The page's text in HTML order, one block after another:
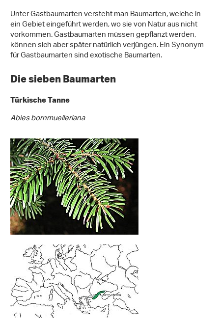
Unter Gastbaumarten versteht man Baumarten, welche in
ein Gebiet eingeführt werden, wo sie von Natur aus nicht
vorkommen. Gastbaumarten müssen gepflanzt werden,
können sich aber später natürlich verjüngen. Ein Synonym
für Gastbaumarten sind exotische Baumarten.
Die sieben Baumarten
Türkische Tanne
Abies bornmuelleriana